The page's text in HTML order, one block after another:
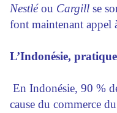
Nestléou Cargill se
font maintenant appel
L’Indonésie,
En Indonésie, 90 %
cause du commerce